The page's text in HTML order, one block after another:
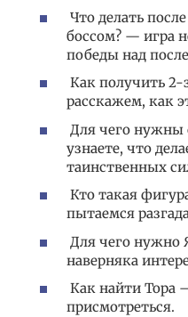
Что делать
боссом? — игра
победы над
Как получить
расскажем, как
Для чего нужны
узнаете, что
таинственных
Кто такая
пытаемся
Для чего нужно
наверняка
Как найти Тора
присмотреться.